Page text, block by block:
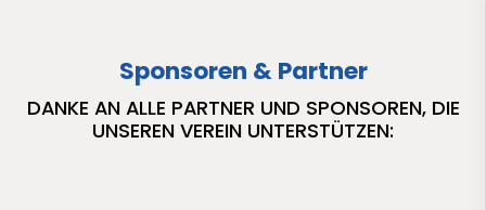
Sponsoren & Partner
DANKE AN ALLE PARTNER UND SPONSOREN, DIE
UNSEREN VEREIN UNTERSTÜTZEN: